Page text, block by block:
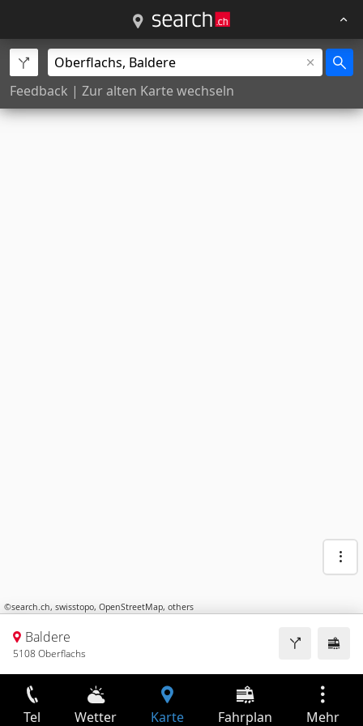
Feedback | Zur alten Karte wechseln
©search.ch, swisstopo, OpenStreetMap, others
Baldere
5108 Oberflachs
Tel Wetter Karte Fahrplan Mehr